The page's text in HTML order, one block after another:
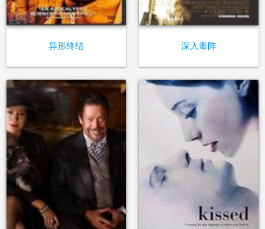
异形终结 深入毒阵